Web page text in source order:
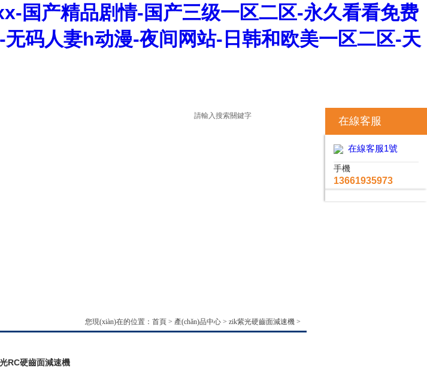
国产精品剧情-国产三级一区二区-永久看看免费
码人妻h动漫-夜间网站-日韩和欧美一区二区-天
您現(xiàn)在的位置： 首頁 > 產(chǎn)品中心 > zik紫光硬齒面減速機 >
RC硬齒面減速機
在線客服
在線客服1號
手機
13661935973